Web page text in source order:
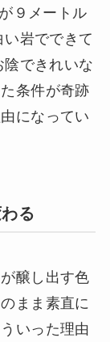
９メートル
岩でできて
できれいな
条件が奇跡
になってい
る
醸し出す色
まま素直に
いった理由